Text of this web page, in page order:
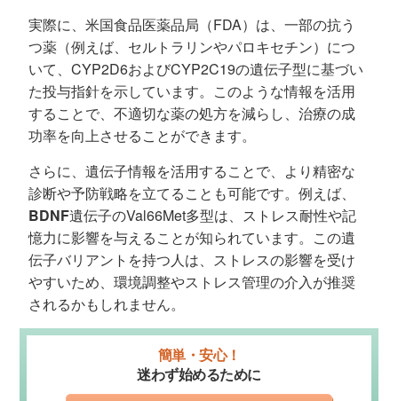
実際に、米国食品医薬品局（FDA）は、一部の抗う
つ薬（例えば、セルトラリンやパロキセチン）につ
いて、CYP2D6およびCYP2C19の遺伝子型に基づい
た投与指針を示しています。このような情報を活用
することで、不適切な薬の処方を減らし、治療の成
功率を向上させることができます。
さらに、遺伝子情報を活用することで、より精密な
診断や予防戦略を立てることも可能です。例えば、
BDNF遺伝子のVal66Met多型は、ストレス耐性や記
憶力に影響を与えることが知られています。この遺
伝子バリアントを持つ人は、ストレスの影響を受け
やすいため、環境調整やストレス管理の介入が推奨
されるかもしれません。
簡単・安心！
迷わず始めるために